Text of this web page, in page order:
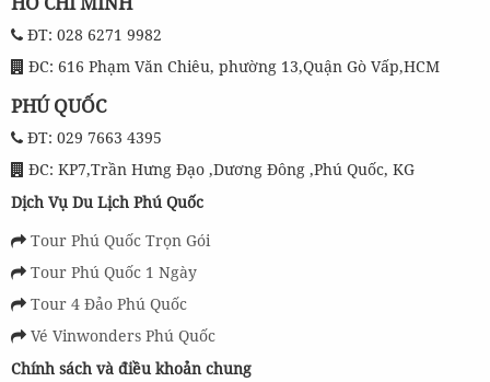
ĐT: 028 6271 9982
ĐC: 616 Phạm Văn Chiêu, phường 13,Quận Gò Vấp,HCM
PHÚ QUỐC
ĐT: 029 7663 4395
ĐC: KP7,Trần Hưng Đạo ,Dương Đông ,Phú Quốc, KG
Dịch Vụ Du Lịch Phú Quốc
Tour Phú Quốc Trọn Gói
Tour Phú Quốc 1 Ngày
Tour 4 Đảo Phú Quốc
Vé Vinwonders Phú Quốc
Chính sách và điều khoản chung